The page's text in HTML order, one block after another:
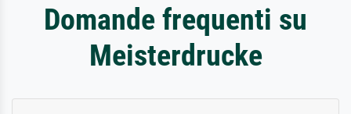
Domande frequenti su
Meisterdrucke